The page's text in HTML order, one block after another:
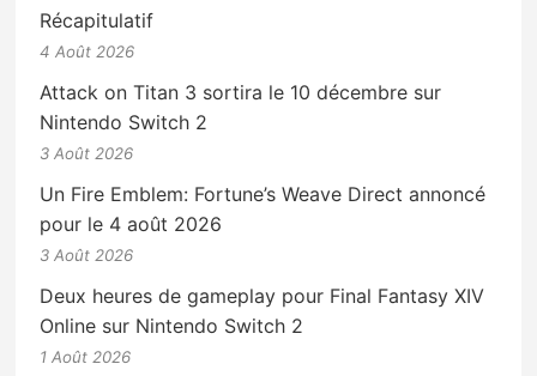
Récapitulatif
4 Août 2026
Attack on Titan 3 sortira le 10 décembre sur
Nintendo Switch 2
3 Août 2026
Un Fire Emblem: Fortune’s Weave Direct annoncé
pour le 4 août 2026
3 Août 2026
Deux heures de gameplay pour Final Fantasy XIV
Online sur Nintendo Switch 2
1 Août 2026